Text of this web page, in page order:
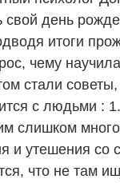
свой день
итоги
чему
стали
с людьми :
слишком
и утешения со
что не там